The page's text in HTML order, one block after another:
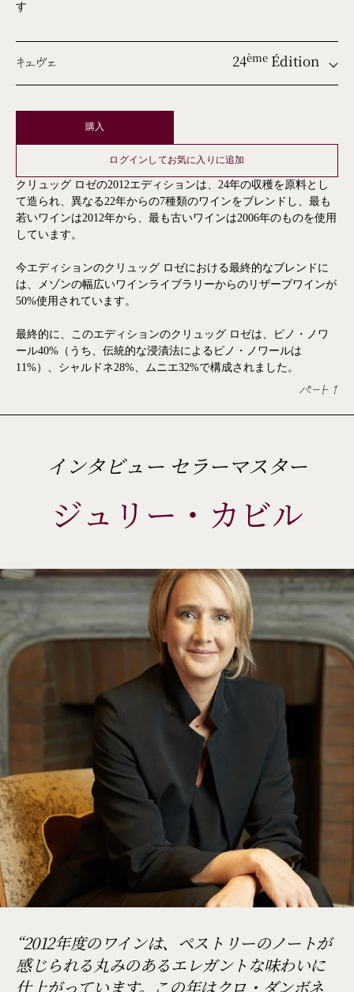
す
キュヴェ 24èmeÉdition
ème
ème
ème
ème
ème
ème
ème
ème
ème
購入
ログインしてお気に入りに追加
クリュッグ ロゼの2012エディションは、24年の収穫を原料とし
て造られ、異なる22年からの7種類のワインをブレンドし、最も
若いワインは2012年から、最も古いワインは2006年のものを使用
しています。
今エディションのクリュッグ ロゼにおける最終的なブレンドに
は、メゾンの幅広いワインライブラリーからのリザーブワインが
50%使用されています。
最終的に、このエディションのクリュッグ ロゼは、ピノ・ノワ
ール40%（うち、伝統的な浸漬法によるピノ・ノワールは
11%）、シャルドネ28%、ムニエ32%で構成されました。
パート 1
インタビュー セラーマスター
ジュリー・カビル
2012年度のワインは、ペストリーのノートが
感じられる丸みのあるエレガントな味わいに